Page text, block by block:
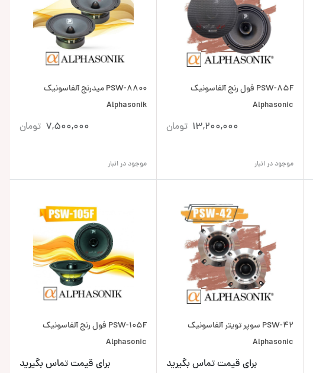
PSW-85F فول رنج آلفاسونیک
Alphasonic
13,200,000 تومان
موجود در انبار
PSW-8800 میدرنج آلفاسونیک
Alphasonik
7,500,000 تومان
موجود در انبار
PSW-42 سوپر تویتر آلفاسونیک
Alphasonic
برای قیمت تماس بگیرید
PSW-105F فول رنج آلفاسونیک
Alphasonic
برای قیمت تماس بگیرید